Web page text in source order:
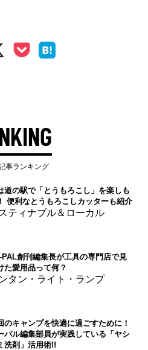
事ランキング
道の駅で「とうもろこし」を楽しも
便利なとうもろこしカッターも紹介
ティナブル＆ローカル
PAL創刊編集長が工具の専門店で見
た愛用品って何？
タン・ライト・ランプ
のキャンプを快適に過ごすために！
パル編集部員が実践している「ヤシ
洗剤」活用術!!